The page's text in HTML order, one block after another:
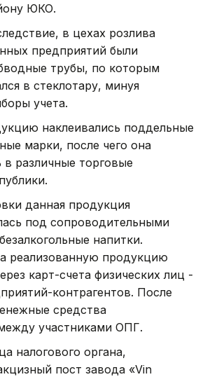
ЮКО.
в цехах розлива
предприятий были
трубы, по которым
в стеклотару, минуя
учета.
наклеивались поддельные
марки, после чего она
в различные торговые
данная продукция
под сопроводительными
напитки.
реализованную продукцию
карт-счета физических лиц -
контрагентов. После
средства
участниками ОПГ.
налогового органа,
пост завода «Vin